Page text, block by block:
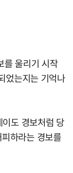
를 울리기 시작
었는지는 기억나
도 경보처럼 당
하라는 경보를